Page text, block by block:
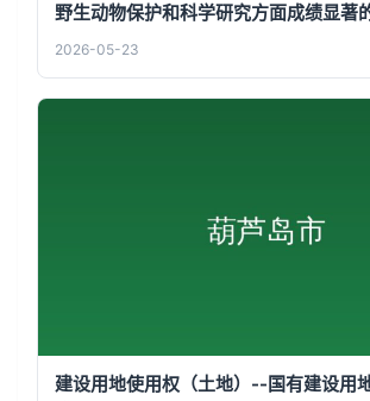
野生动物保护和科学研究方面成绩显著
2026-05-23
建设用地使用权（土地）--国有建设用